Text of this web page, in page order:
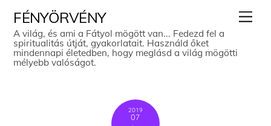
content
FÉNYÖRVÉNY
A világ, és ami a Fátyol mögött van... Fedezd fel a
spiritualitás útját, gyakorlatait. Használd őket
mindennapi életedben, hogy meglásd a világ mögötti
mélyebb valóságot.
2019
07